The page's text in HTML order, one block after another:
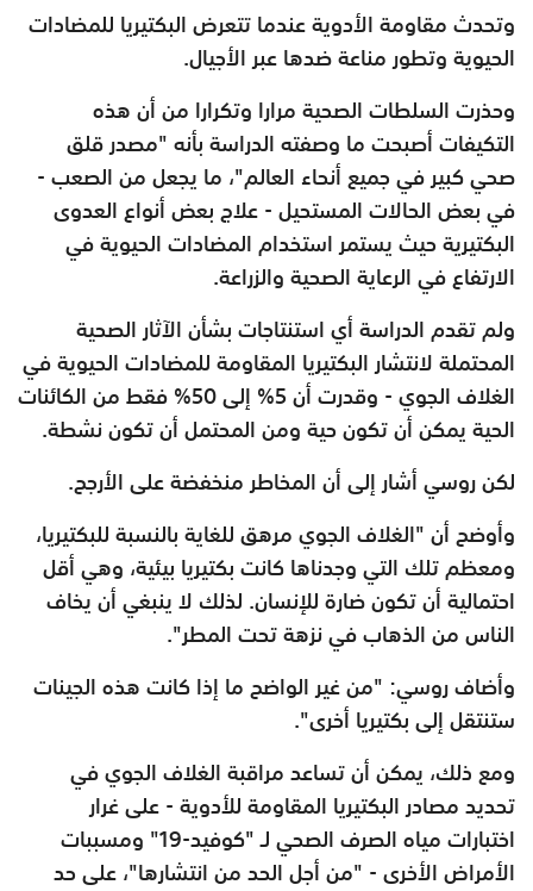
وتحدث مقاومة الأدوية عندما تتعرض البكتيريا للمضادات
الحيوية وتطور مناعة ضدها عبر الأجيال.
وحذرت السلطات الصحية مرارا وتكرارا من أن هذه
التكيفات أصبحت ما وصفته الدراسة بأنه "مصدر قلق
صحي كبير في جميع أنحاء العالم"، ما يجعل من الصعب -
في بعض الحالات المستحيل - علاج بعض أنواع العدوى
البكتيرية حيث يستمر استخدام المضادات الحيوية في
الارتفاع في الرعاية الصحية والزراعة.
ولم تقدم الدراسة أي استنتاجات بشأن الآثار الصحية
المحتملة لانتشار البكتيريا المقاومة للمضادات الحيوية في
الغلاف الجوي - وقدرت أن 5% إلى 50% فقط من الكائنات
الحية يمكن أن تكون حية ومن المحتمل أن تكون نشطة.
لكن روسي أشار إلى أن المخاطر منخفضة على الأرجح.
وأوضح أن "الغلاف الجوي مرهق للغاية بالنسبة للبكتيريا،
ومعظم تلك التي وجدناها كانت بكتيريا بيئية، وهي أقل
احتمالية أن تكون ضارة للإنسان. لذلك لا ينبغي أن يخاف
الناس من الذهاب في نزهة تحت المطر".
وأضاف روسي: "من غير الواضح ما إذا كانت هذه الجينات
ستنتقل إلى بكتيريا أخرى".
ومع ذلك، يمكن أن تساعد مراقبة الغلاف الجوي في
تحديد مصادر البكتيريا المقاومة للأدوية - على غرار
اختبارات مياه الصرف الصحي لـ "كوفيد-19" ومسببات
الأمراض الأخرى - "من أجل الحد من انتشارها"، على حد